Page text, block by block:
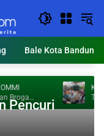
Bale Kota Bandung
KDS
Ton
Pencuri